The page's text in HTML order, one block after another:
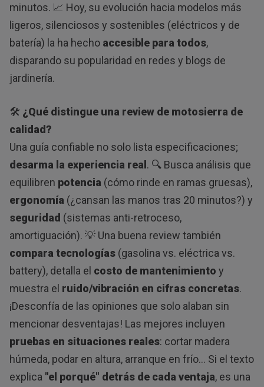
minutos. 📈 Hoy, su evolución hacia modelos más
ligeros, silenciosos y sostenibles (eléctricos y de
batería) la ha hecho accesible para todos,
disparando su popularidad en redes y blogs de
jardinería.
🛠️ ¿Qué distingue una review de motosierra de
calidad?
Una guía confiable no solo lista especificaciones;
desarma la experiencia real. 🔍 Busca análisis que
equilibren potencia (cómo rinde en ramas gruesas),
ergonomía (¿cansan las manos tras 20 minutos?) y
seguridad (sistemas anti-retroceso,
amortiguación). 💡 Una buena review también
compara tecnologías (gasolina vs. eléctrica vs.
battery), detalla el costo de mantenimiento y
muestra el ruido/vibración en cifras concretas.
¡Desconfía de las opiniones que solo alaban sin
mencionar desventajas! Las mejores incluyen
pruebas en situaciones reales: cortar madera
húmeda, podar en altura, arranque en frío… Si el texto
explica "el porqué" detrás de cada ventaja, es una